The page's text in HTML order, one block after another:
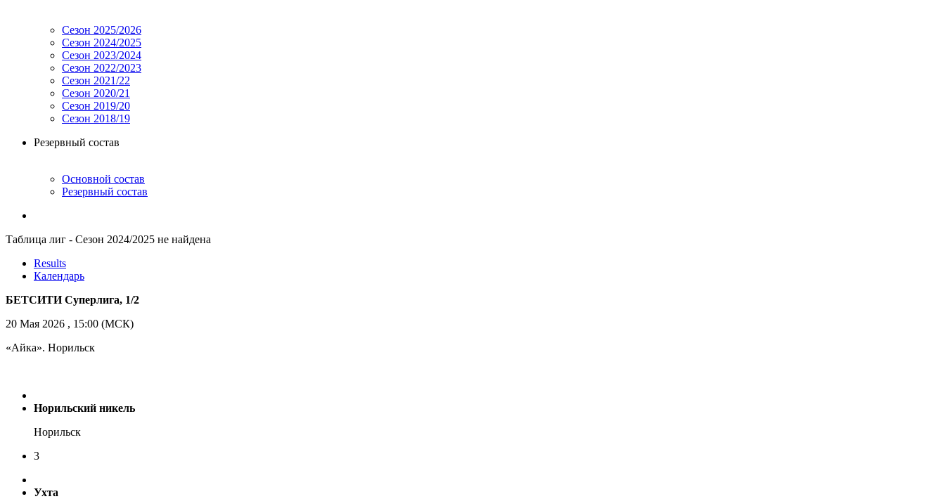
Сезон 2025/2026
Сезон 2024/2025
Сезон 2023/2024
Сезон 2022/2023
Сезон 2021/22
Сезон 2020/21
Сезон 2019/20
Сезон 2018/19
Резервный состав
Основной состав
Резервный состав
Таблица лиг - Сезон 2024/2025 не найдена
Results
Календарь
БЕТСИТИ Суперлига, 1/2
20 Мая 2026 , 15:00 (МСК)
«Айка». Норильск
Норильский никель
Норильск
3
Ухта